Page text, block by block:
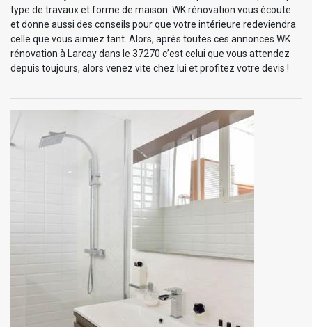
type de travaux et forme de maison. WK rénovation vous écoute
et donne aussi des conseils pour que votre intérieure redeviendra
celle que vous aimiez tant. Alors, après toutes ces annonces WK
rénovation à Larcay dans le 37270 c’est celui que vous attendez
depuis toujours, alors venez vite chez lui et profitez votre devis !